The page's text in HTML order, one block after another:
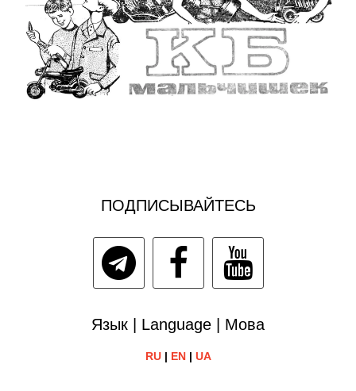
ПОДПИСЫВАЙТЕСЬ
Язык | Language | Мова
RU| EN| UA